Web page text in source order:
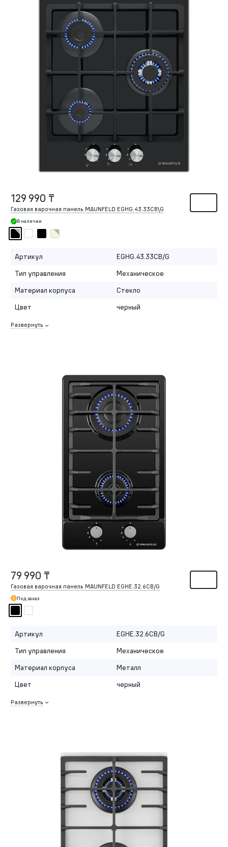
129 990 ₸
Газовая варочная панель MAUNFELD EGHG.43.33CB\G
В наличии
Артикул
EGHG.43.33CB/G
Тип управления
Механическое
Материал корпуса
Стекло
Цвет
черный
Развернуть
79 990 ₸
Газовая варочная панель MAUNFELD EGHE.32.6CB/G
Под заказ
Артикул
EGHE.32.6CB/G
Тип управления
Механическое
Материал корпуса
Металл
Цвет
черный
Развернуть